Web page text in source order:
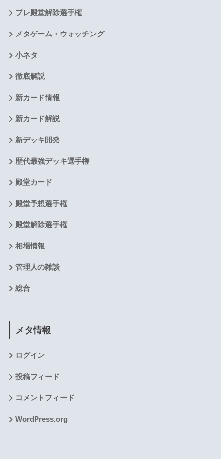
プレ殿堂解除選手権
メタゲーム・ウォッチング
小ネタ
徹底解説
新カード情報
新カード解説
新デッキ開発
歴代最強デッキ選手権
殿堂カード
殿堂予想選手権
殿堂解除選手権
相場情報
管理人の雑談
総合
メタ情報
ログイン
投稿フィード
コメントフィード
WordPress.org